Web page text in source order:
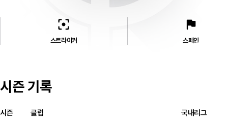
filter_center_focus
스트라이커
flag
스페인
시즌 기록
시즌 클럽 국내리그